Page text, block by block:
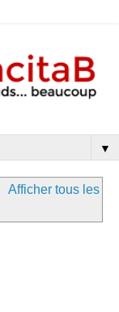
▼
Afficher tous les